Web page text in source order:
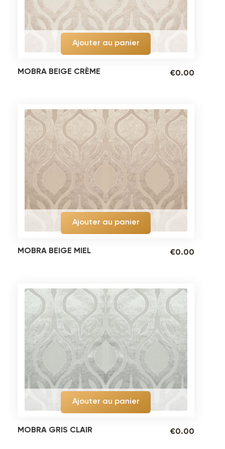
MOBRA BEIGE CRÈME €0.00
Ajouter au panier
MOBRA BEIGE MIEL €0.00
Ajouter au panier
MOBRA GRIS CLAIR €0.00
Ajouter au panier